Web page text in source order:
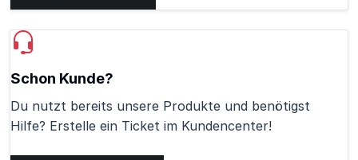
Schon Kunde?
Du nutzt bereits unsere Produkte und benötigst
Hilfe? Erstelle ein Ticket im Kundencenter!